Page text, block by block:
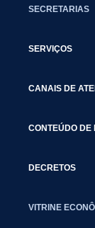
SECRETARIAS
SERVIÇOS
CANAIS DE
CONTEÚDO DE
DECRETOS
VITRINE